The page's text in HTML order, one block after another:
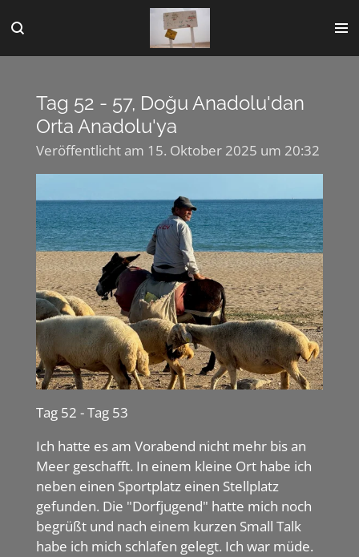
Hauptinhalt
springen
Tag 52 - 57, Doğu Anadolu'dan
Orta Anadolu'ya
Veröffentlicht am 15. Oktober 2025 um 20:32
Tag 52 - Tag 53
Ich hatte es am Vorabend nicht mehr bis an
Meer geschafft. In einem kleine Ort habe ich
neben einen Sportplatz einen Stellplatz
gefunden. Die "Dorfjugend" hatte mich noch
begrüßt und nach einem kurzen Small Talk
habe ich mich schlafen gelegt. Ich war müde.